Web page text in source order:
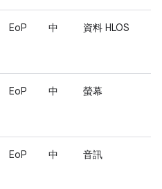
EoP 中 資料 HLOS
EoP 中 螢幕
EoP 中 音訊